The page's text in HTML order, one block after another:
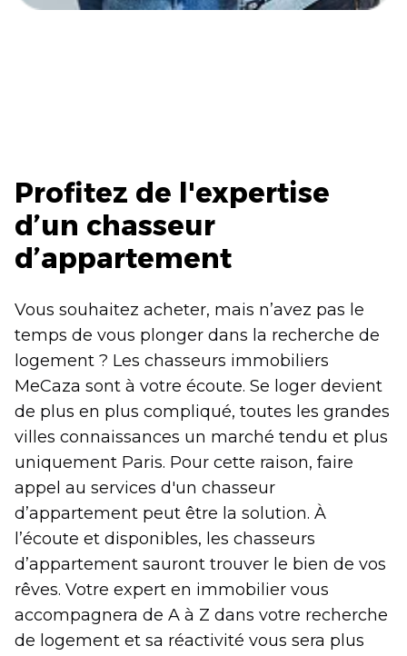
Profitez de l'expertise
d’un chasseur
d’appartement
Vous souhaitez acheter, mais n’avez pas le
temps de vous plonger dans la recherche de
logement ? Les chasseurs immobiliers
MeCaza sont à votre écoute. Se loger devient
de plus en plus compliqué, toutes les grandes
villes connaissances un marché tendu et plus
uniquement Paris. Pour cette raison, faire
appel au services d'un chasseur
d’appartement peut être la solution. À
l’écoute et disponibles, les chasseurs
d’appartement sauront trouver le bien de vos
rêves. Votre expert en immobilier vous
accompagnera de A à Z dans votre recherche
de logement et sa réactivité vous sera plus